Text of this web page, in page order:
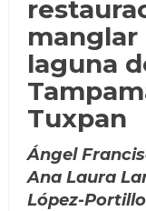
manglar
laguna
Tuxpan
Ángel
Ana Laura
López-Portillo